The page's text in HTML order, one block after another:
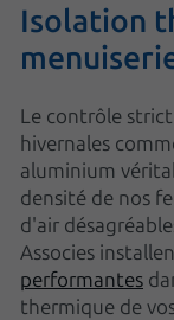
Isolation
Le contrôle
hivernales
aluminium
densité de nos
d'air
Associes
performantes
thermique de